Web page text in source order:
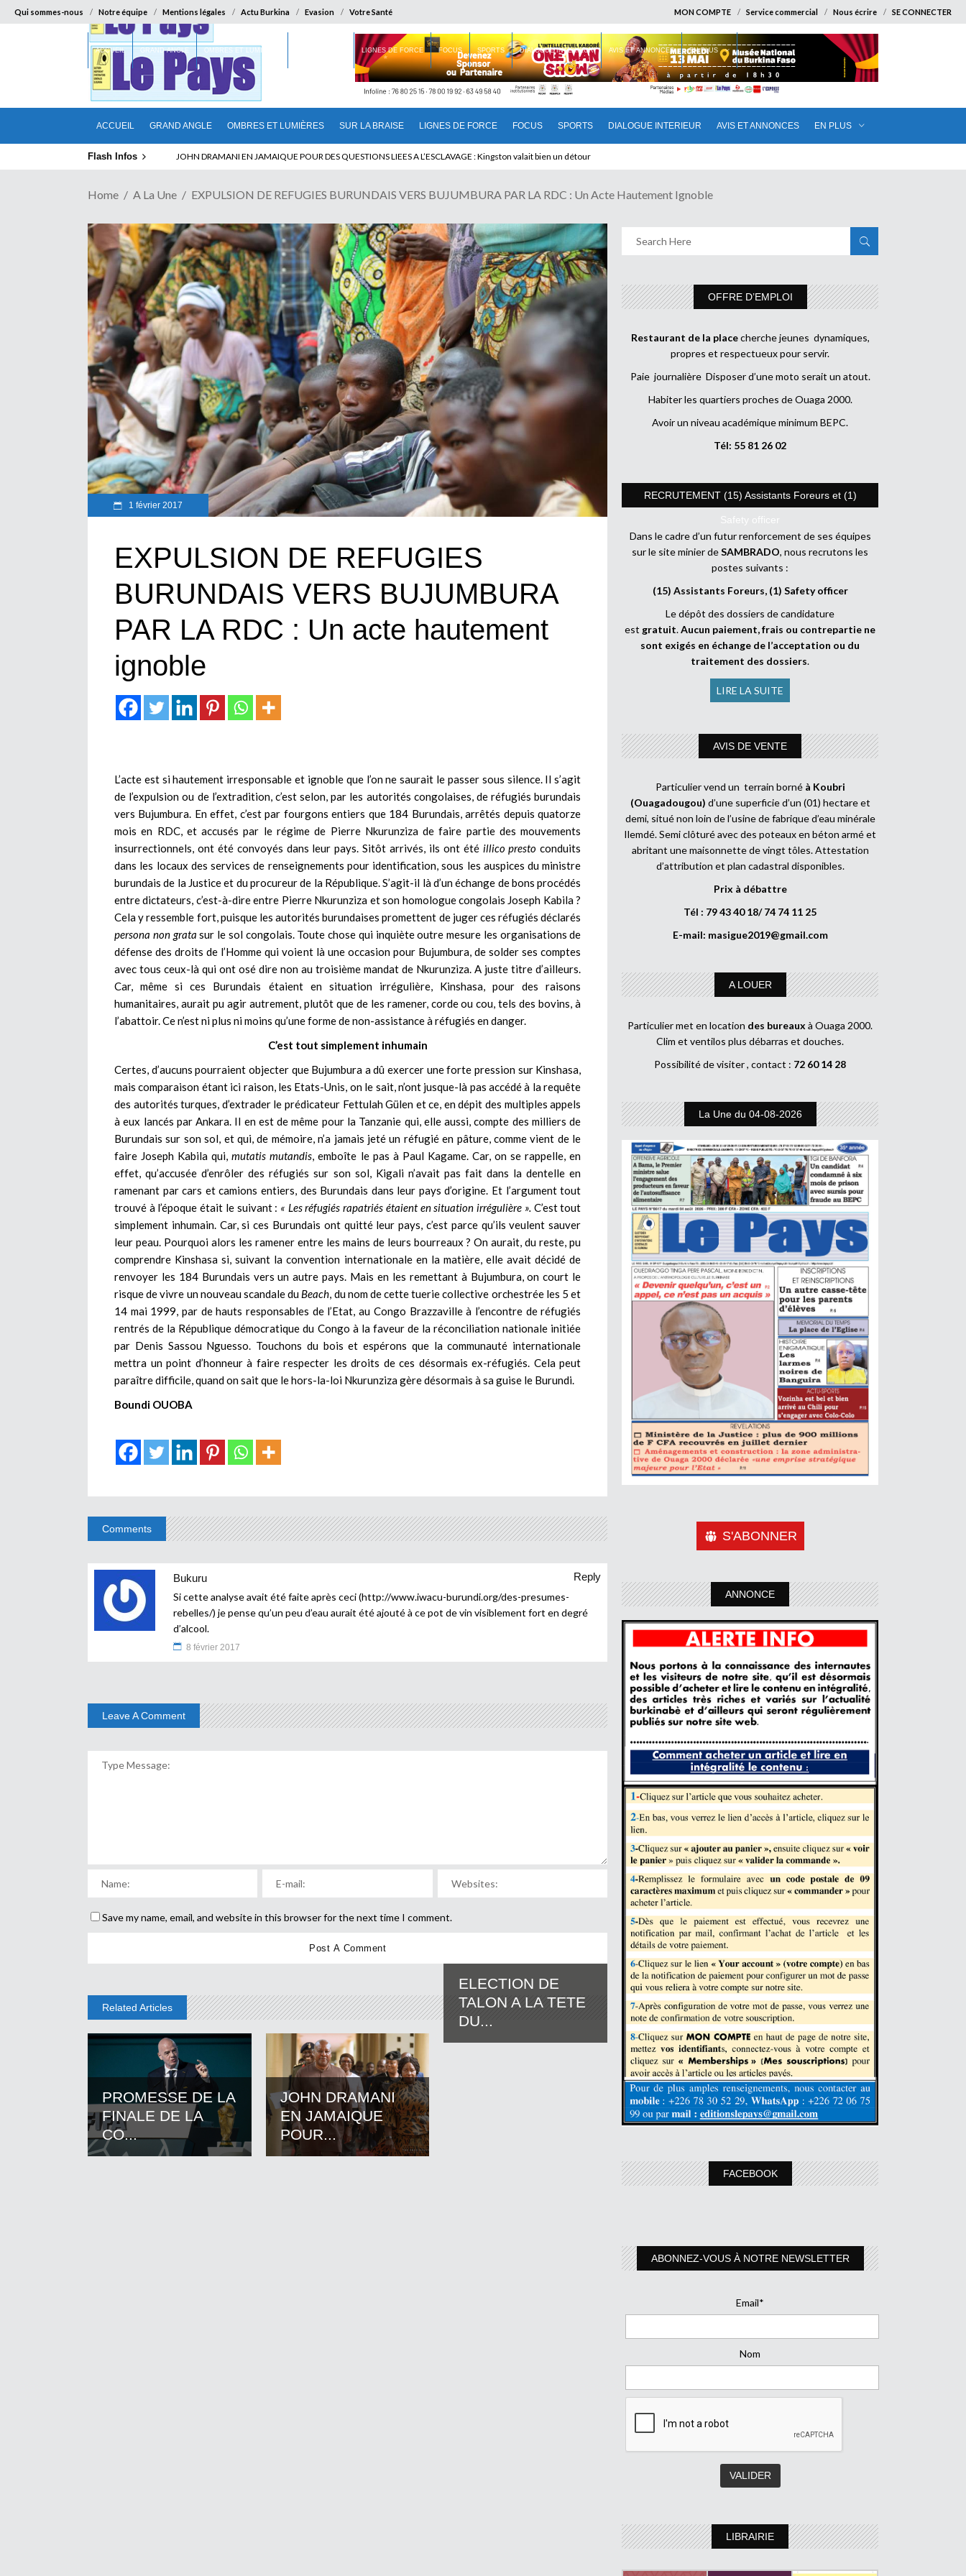
Qui sommes-nous Notre équipe Mentions légales Actu Burkina Evasion Votre Santé MON COMPTE Service commercial Nous écrire SE CONNECTER
ACCUEIL GRAND ANGLE OMBRES ET LUMIÈRES SUR LA BRAISE LIGNES DE FORCE FOCUS SPORTS DIALOGUE INTERIEUR AVIS ET ANNONCES EN PLUS
ACCUEIL GRAND ANGLE OMBRES ET LUMIÈRES LIGNES DE FORCE FOCUS SPORTS DIALOGUE INTERIEUR AVIS ET ANNONCES EN PLUS
Flash Infos ELECTION DE TALON A LA TETE DU SENAT BENINOIS : Quand Patrice quitte le pouvoir sans partir !
Home A La Une EXPULSION DE REFUGIES BURUNDAIS VERS BUJUMBURA PAR LA RDC : Un Acte Hautement Ignoble
1 février 2017
EXPULSION DE REFUGIES
BURUNDAIS VERS BUJUMBURA
PAR LA RDC : Un acte hautement
ignoble
L’acte est si hautement irresponsable et ignoble que l’on ne saurait le passer sous silence. Il s’agit
de l’expulsion ou de l’extradition, c’est selon, par les autorités congolaises, de réfugiés burundais
vers Bujumbura. En effet, c’est par fourgons entiers que 184 Burundais, arrêtés depuis quatorze
mois en RDC, et accusés par le régime de Pierre Nkurunziza de faire partie des mouvements
insurrectionnels, ont été convoyés dans leur pays. Sitôt arrivés, ils ont été illico prestoconduits
dans les locaux des services de renseignements pour identification, sous les auspices du ministre
burundais de la Justice et du procureur de la République. S’agit-il là d’un échange de bons procédés
entre dictateurs, c’est-à-dire entre Pierre Nkurunziza et son homologue congolais Joseph Kabila ?
Cela y ressemble fort, puisque les autorités burundaises promettent de juger ces réfugiés déclarés
persona non gratasur le sol congolais. Toute chose qui inquiète outre mesure les organisations de
défense des droits de l’Homme qui voient là une occasion pour Bujumbura, de solder ses comptes
avec tous ceux-là qui ont osé dire non au troisième mandat de Nkurunziza. A juste titre d’ailleurs.
Car, même si ces Burundais étaient en situation irrégulière, Kinshasa, pour des raisons
humanitaires, aurait pu agir autrement, plutôt que de les ramener, corde ou cou, tels des bovins, à
l’abattoir. Ce n’est ni plus ni moins qu’une forme de non-assistance à réfugiés en danger.
C’est tout simplement inhumain
Certes, d’aucuns pourraient objecter que Bujumbura a dû exercer une forte pression sur Kinshasa,
mais comparaison étant ici raison, les Etats-Unis, on le sait, n’ont jusque-là pas accédé à la requête
des autorités turques, d’extrader le prédicateur Fettulah Gülen et ce, en dépit des multiples appels
à eux lancés par Ankara. Il en est de même pour la Tanzanie qui, elle aussi, compte des milliers de
Burundais sur son sol, et qui, de mémoire, n’a jamais jeté un réfugié en pâture, comme vient de le
faire Joseph Kabila qui,mutatis mutandis, emboîte le pas à Paul Kagame. Car, on se rappelle, en
effet, qu’accusée d’enrôler des réfugiés sur son sol, Kigali n’avait pas fait dans la dentelle en
ramenant par cars et camions entiers, des Burundais dans leur pays d’origine. Et l’argument tout
trouvé à l’époque était le suivant : « Les réfugiés rapatriés étaient en situation irrégulière ». C’est tout
simplement inhumain. Car, si ces Burundais ont quitté leur pays, c’est parce qu’ils veulent sauver
leur peau. Pourquoi alors les ramener entre les mains de leurs bourreaux ? On aurait, du reste, pu
comprendre Kinshasa si, suivant la convention internationale en la matière, elle avait décidé de
renvoyer les 184 Burundais vers un autre pays. Mais en les remettant à Bujumbura, on court le
risque de vivre un nouveau scandale du Beach, du nom de cette tuerie collective orchestrée les 5 et
14 mai 1999, par de hauts responsables de l’Etat, au Congo Brazzaville à l’encontre de réfugiés
rentrés de la République démocratique du Congo à la faveur de la réconciliation nationale initiée
par Denis Sassou Nguesso. Touchons du bois et espérons que la communauté internationale
mettra un point d’honneur à faire respecter les droits de ces désormais ex-réfugiés. Cela peut
paraître difficile, quand on sait que le hors-la-loi Nkurunziza gère désormais à sa guise le Burundi.
Boundi OUOBA
Comments
Bukuru
Reply
Si cette analyse avait été faite après ceci (http://www.iwacu-burundi.org/des-presumes-
rebelles/) je pense qu’un peu d’eau aurait été ajouté à ce pot de vin visiblement fort en degré
d’alcool.
8 février 2017
Leave A Comment
Save my name, email, and website in this browser for the next time I comment.
Related Articles
PROMESSE DE LA
FINALE DE LA
CO...
JOHN DRAMANI
EN JAMAIQUE
POUR...
ELECTION DE
TALON A LA TETE
DU...
OFFRE D’EMPLOI
Restaurant de la placecherche jeunes dynamiques,
propres et respectueux pour servir.
Paie journalière Disposer d’une moto serait un atout.
Habiter les quartiers proches de Ouaga 2000.
Avoir un niveau académique minimum BEPC.
Tél: 55 81 26 02
RECRUTEMENT (15) Assistants Foreurs et (1)
Safety officer
Dans le cadre d’un futur renforcement de ses équipes
sur le site minier deSAMBRADO, nous recrutons les
postes suivants :
(15) Assistants Foreurs, (1) Safety officer
Le dépôt des dossiers de candidature
est gratuit.Aucun paiement, frais ou contrepartie ne
sont exigés en échange de l’acceptation ou du
traitement des dossiers.
LIRE LA SUITE
AVIS DE VENTE
Particulier vend un terrain borné à Koubri
(Ouagadougou) d’une superficie d’un (01) hectare et
demi, situé non loin de l’usine de fabrique d’eau minérale
Ilemdé. Semi clôturé avec des poteaux en béton armé et
abritant une maisonnette de vingt tôles. Attestation
d’attribution et plan cadastral disponibles.
Prix à débattre
Tél : 79 43 40 18/ 74 74 11 25
E-mail: masigue2019@gmail.com
A LOUER
Particulier met en location des bureaux à Ouaga 2000.
Clim et ventilos plus débarras et douches.
Possibilité de visiter , contact : 72 60 14 28
La Une du 04-08-2026
S'ABONNER
ANNONCE
FACEBOOK
ABONNEZ-VOUS À NOTRE NEWSLETTER
Email*
Nom
LIBRAIRIE